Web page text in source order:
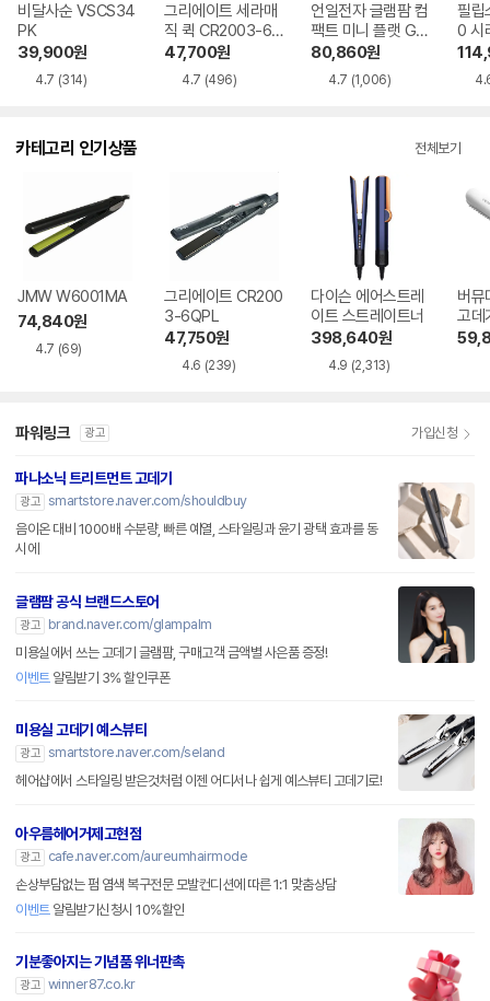
비달사순 VSCS34
PK
39,900원
4.7 (314)
그리에이트 세라매
직 퀵 CR2003-6Q
PM
47,700원
4.7 (496)
언일전자 글램팜 컴
팩트 미니 플랫 GP1
03 오리지널블랙
80,860원
4.7 (1,006)
필립
0 시
카테고리 인기상품 전체보기
JMW W6001MA
74,840원
4.7 (69)
그리에이트 CR200
3-6QPL
47,750원
4.6 (239)
다이슨 에어스트레
이트 스트레이트너
398,640원
4.9 (2,313)
버뮤
파워링크 광고 가입신청
파나소닉 트리트먼트 고데기
광고 smartstore.naver.com/shouldbuy
음이온 대비 1000배 수분량, 빠른 예열, 스타일링과 윤기 광택 효과를 동
시에
글램팜 공식 브랜드스토어
광고
brand.naver.com/glampalm
미용실에서 쓰는 고데기 글램팜, 구매고객 금액별 사은품 증정!
이벤트알림받기 3% 할인쿠폰
미용실 고데기 예스뷰티
광고 smartstore.naver.com/seland
헤어샵에서 스타일링 받은것처럼 이젠 어디서나 쉽게 예스뷰티 고데기로!
아우름헤어거제고현점
광고
cafe.naver.com/aureumhairmode
손상부담없는 펌 염색 복구전문 모발컨디션에 따른 1:1 맞춤상담
이벤트알림받기신청시 10%할인
기분좋아지는 기념품 위너판촉
광고 winner87.co.kr